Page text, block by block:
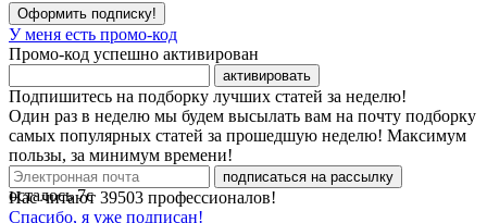
Оформить подписку!
У меня есть промо-код
Промо-код успешно активирован
активировать
Подпишитесь на подборку лучших статей за неделю!
Один раз в неделю мы будем высылать вам на почту подборку
самых популярных статей за прошедшую неделю! Максимум
пользы, за минимум времени!
подписаться на рассылку
Нас читают 39503 профессионалов!
Спасибо, я уже подписан!
осталось7с